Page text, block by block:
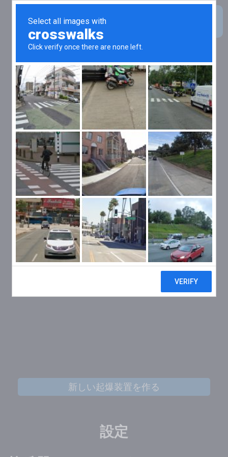
設定
新しい起爆装置を作る